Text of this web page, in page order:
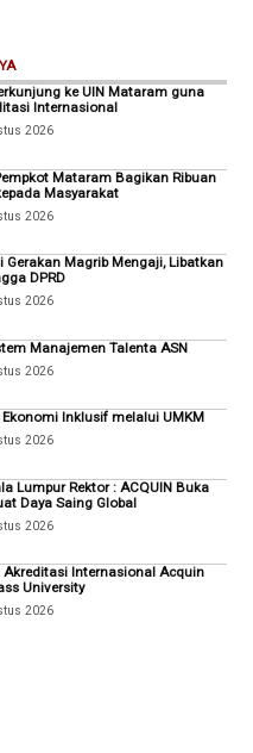
ke UIN Mataram guna
Internasional
2026
Mataram Bagikan Ribuan
Masyarakat
2026
Magrib Mengaji, Libatkan
DPRD
2026
Manajemen Talenta ASN
2026
Inklusif melalui UMKM
2026
Lumpur Rektor : ACQUIN Buka
Daya Saing Global
2026
Internasional Acquin
University
2026